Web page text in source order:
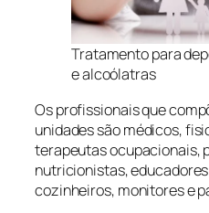
Tratamento para
e alcoólatras
Os profissionais que
unidades são médicos,
terapeutas ocupacionais,
nutricionistas,
cozinheiros, monitores e